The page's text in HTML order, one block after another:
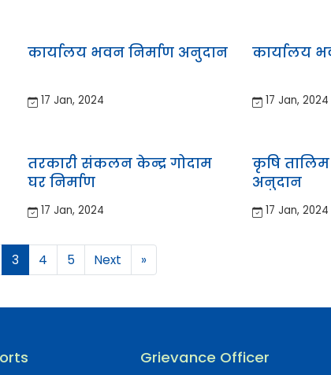
कार्यालय भवन निर्माण अनुदान
17 Jan, 2024
कार्यालय
17 Jan, 2024
तरकारी संकलन केन्द्र गोदाम
घर निर्माण
17 Jan, 2024
कृषि
अनुदान
17 Jan, 2024
3 4 5 Next »
Grievance Officer